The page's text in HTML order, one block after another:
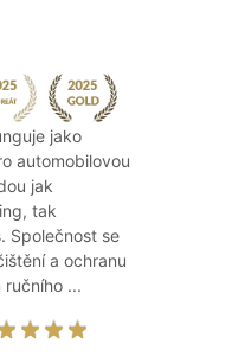
jako
automobilovou
jak
tak
Společnost se
a ochranu
...